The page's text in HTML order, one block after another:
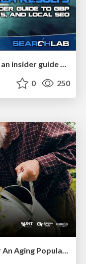
Dominate Local Search Results - an insider guide to GBP, reviews, and Local SEO
0 250
Leveraging Curiosity to Care for An Aging Population